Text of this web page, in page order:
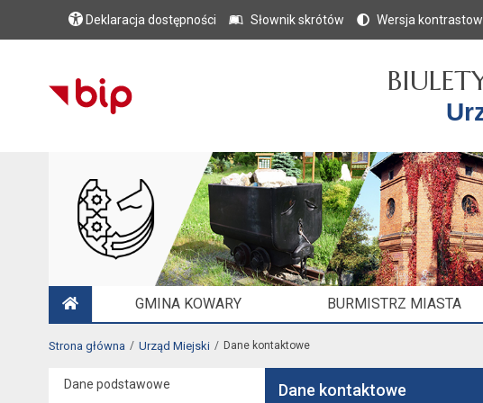
Deklaracja dostępności Słownik skrótów Wersja
GMINA KOWARY BURMISTRZ MIASTA
Strona główna Urząd Miejski Dane kontaktowe
Dane podstawowe Dane kontaktowe